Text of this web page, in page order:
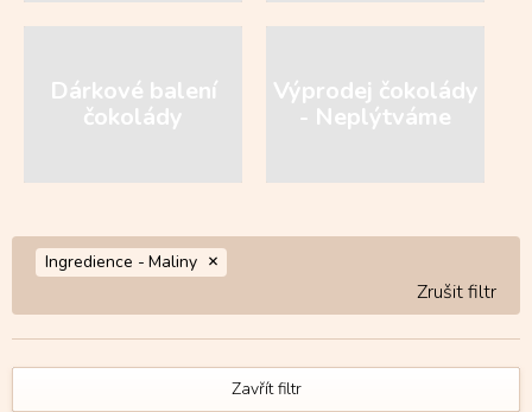
Dárkové balení
čokolády
Výprodej čokolády
- Neplýtváme
Ingredience - Maliny
Zavřít filtr